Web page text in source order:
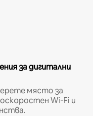
за дигитални
място за
Wi-Fi и